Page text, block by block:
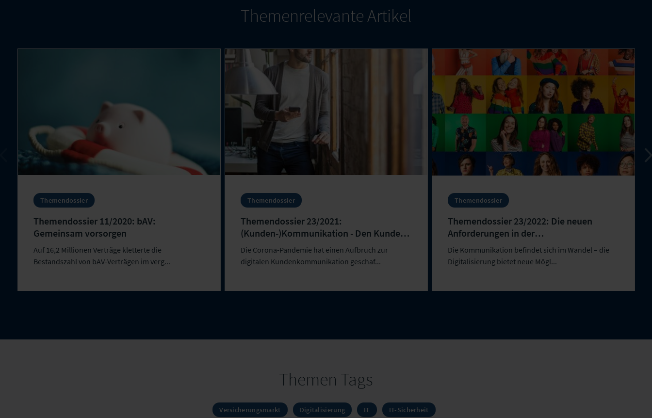
Themenrelevante Artikel
Themendossier
Themendossier 11/2020: bAV:
Gemeinsam vorsorgen
Auf 16,2 Millionen Verträge kletterte die
Bestandszahl von bAV-Verträgen im verg...
Themendossier
Themendossier 23/2021:
(Kunden-)Kommunikation - Den Kunden
im Blick
Die Corona-Pandemie hat einen Aufbruch zur
digitalen Kundenkommunikation geschaf...
Themendossier
Themendossier 23/2022: Die neuen
Anforderungen in der
(Kunden)Kommunikation
Die Kommunikation befindet sich im Wandel – die
Digitalisierung bietet neue Mögl...
Themen Tags
Versicherungsmarkt Digitalisierung IT IT-Sicherheit